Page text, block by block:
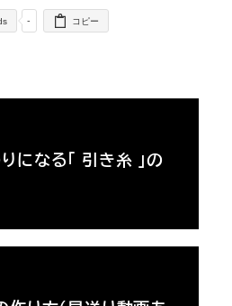
- コピー
になる「 引き糸 」の